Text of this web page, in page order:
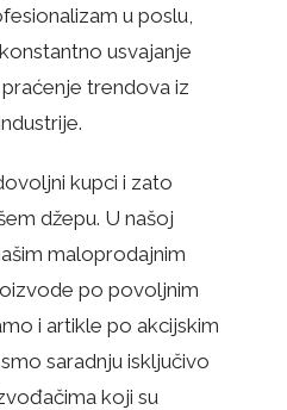
u poslu,
usvajanje
trendova iz
kupci i zato
džepu. U našoj
maloprodajnim
po povoljnim
i artikle po akcijskim
saradnju isključivo
koji su